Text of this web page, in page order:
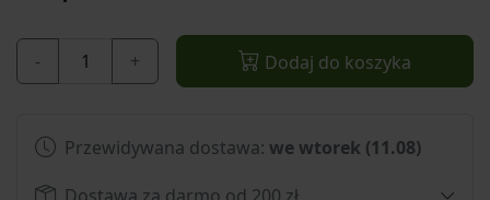
- + Dodaj do koszyka
Przewidywana dostawa: we wtorek (11.08)